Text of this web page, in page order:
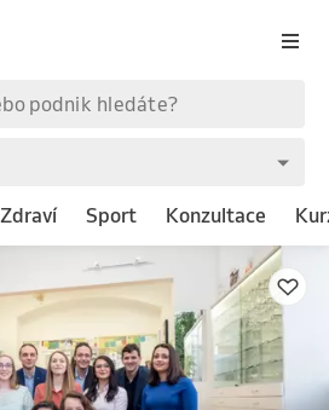
Zdraví Sport Konzultace